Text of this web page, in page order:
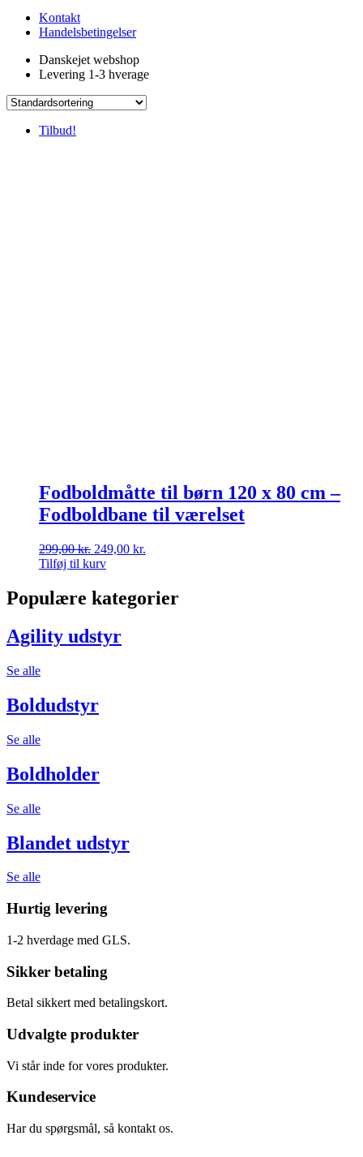
Kontakt
Handelsbetingelser
Danskejet webshop
Levering 1-3 hverage
Tilbud!
Fodboldmåtte til børn 120 x 80 cm –
Fodboldbane til værelset
299,00kr. Den
oprindelige
var:
299,00 kr..
249,00 kr.
er:
249,00 kr..
Tilføj til kurv
Populære kategorier
Agility udstyr
Se alle
Boldudstyr
Se alle
Boldholder
Se alle
Blandet udstyr
Se alle
Hurtig levering
1-2 hverdage med GLS.
Sikker betaling
Betal sikkert med betalingskort.
Udvalgte produkter
Vi står inde for vores produkter.
Kundeservice
Har du spørgsmål, så kontakt os.